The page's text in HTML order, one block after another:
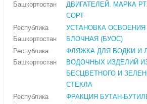
Башкортостан
ДВИГАТЕЛЕЙ. МАРКА
СОРТ
Республика
Башкортостан
УСТАНОВКА
БЛОЧНАЯ (БУОС)
Республика
Башкортостан
ФЛЯЖКА ДЛЯ ВОДКИ И
ВОДОЧНЫХ ИЗДЕЛИЙ
БЕСЦВЕТНОГО И
СТЕКЛА
Республика
ФРАКЦИЯ БУТАН-